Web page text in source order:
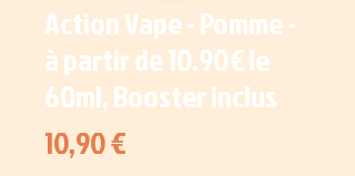
Action Vape - Pomme -
à partir de 10.90€ le
60ml, Booster inclus
10,90 €Prix